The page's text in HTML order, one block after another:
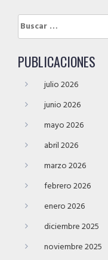
Buscar:
PUBLICACIONES
julio 2026
junio 2026
mayo 2026
abril 2026
marzo 2026
febrero 2026
enero 2026
diciembre 2025
noviembre 2025